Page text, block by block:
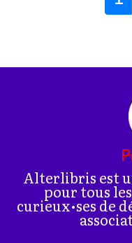
Alterlibris est
pour tous
curieux•ses de